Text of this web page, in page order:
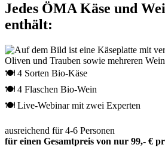
Jedes ÖMA Käse und
enthält:
🍽 4 Sorten Bio-Käse
🍽 4 Flaschen Bio-Wein
🍽 Live-Webinar mit zwei Experten
ausreichend für 4-6 Personen
für einen Gesamtpreis von nur 99,- €